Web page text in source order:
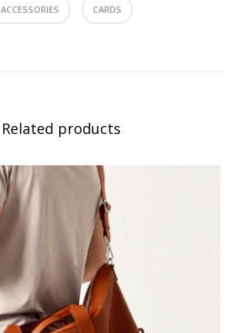
ACCESSORIES CARDS
Related products